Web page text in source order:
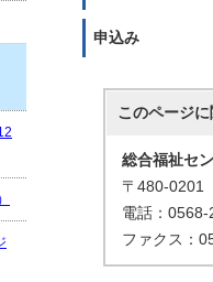
申込み
このページに
総合福祉セ
〒480-0201
電話：0568-
ファクス：